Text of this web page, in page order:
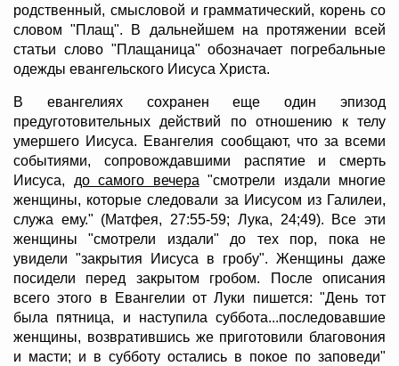
родственный, смысловой и грамматический, корень со
словом "Плащ". В дальнейшем на протяжении всей
статьи слово "Плащаница" обозначает погребальные
одежды евангельского Иисуса Христа.
В евангелиях сохранен еще один эпизод
предуготовительных действий по отношению к телу
умершего Иисуса. Евангелия сообщают, что за всеми
событиями, сопровождавшими распятие и смерть
Иисуса, до самого вечера "смотрели издали многие
женщины, которые следовали за Иисусом из Галилеи,
служа ему." (Матфея, 27:55-59; Лука, 24;49). Все эти
женщины "смотрели издали" до тех пор, пока не
увидели "закрытия Иисуса в гробу". Женщины даже
посидели перед закрытом гробом. После описания
всего этого в Евангелии от Луки пишется: "День тот
была пятница, и наступила суббота...последовавшие
женщины, возвратившись же приготовили благовония
и масти; и в субботу остались в покое по заповеди"